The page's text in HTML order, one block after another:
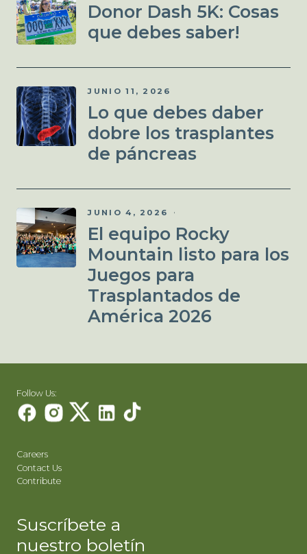
Donor Dash 5K: Cosas
que debes saber!
JUNIO 11, 2026
Lo que debes daber
dobre los trasplantes
de páncreas
JUNIO 4, 2026
El equipo Rocky
Mountain listo para los
Juegos para
Trasplantados de
América 2026
Follow Us:
Careers
Contact Us
Contribute
Suscríbete a
nuestro boletín